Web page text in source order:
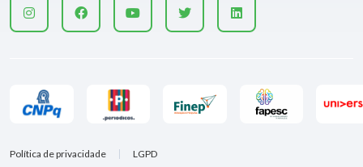
Política de privacidade LGPD